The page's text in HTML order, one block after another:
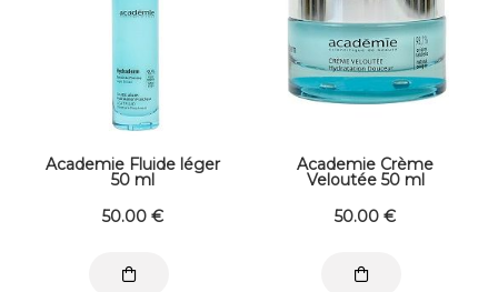
Academie Fluide léger
50 ml
50.00 €
Academie Crème
Veloutée 50 ml
50.00 €